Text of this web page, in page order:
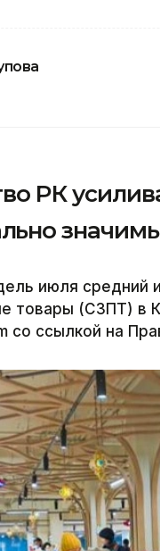
РК
июля средний
товары (СЗПТ) в
со ссылкой на